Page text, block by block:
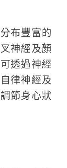
布豐富的
神經及顏
透過神經
律神經及
節身心狀